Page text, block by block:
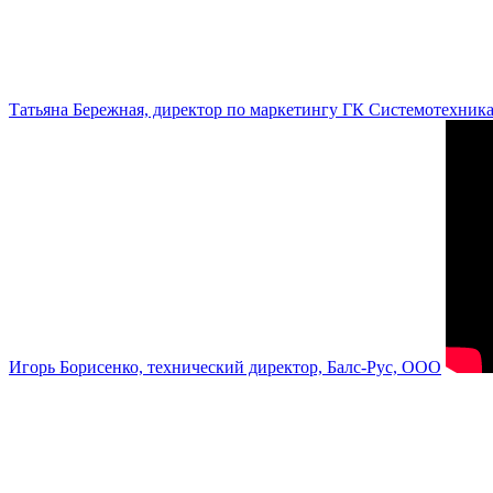
Татьяна Бережная, директор по маркетингу ГК Системотехника
Игорь Борисенко, технический директор, Балс-Рус, ООО